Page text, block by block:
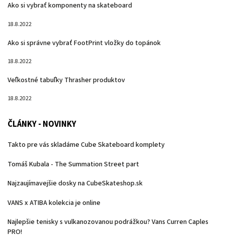
Ako si vybrať komponenty na skateboard
18.8.2022
Ako si správne vybrať FootPrint vložky do topánok
18.8.2022
Veľkostné tabuľky Thrasher produktov
18.8.2022
ČLÁNKY - NOVINKY
Takto pre vás skladáme Cube Skateboard komplety
Tomáš Kubala - The Summation Street part
Najzaujímavejšie dosky na CubeSkateshop.sk
VANS x ATIBA kolekcia je online
Najlepšie tenisky s vulkanozovanou podrážkou? Vans Curren Caples
PRO!